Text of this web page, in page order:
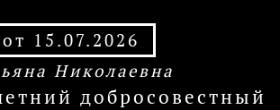
15.07.2026
Николаевна
добросовестный